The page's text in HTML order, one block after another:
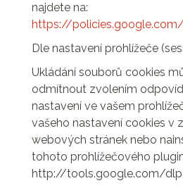
najdete na:
https://
Dle nastavení prohlížeče
Ukládání souborů cookies
odmítnout zvolením
nastavení ve vašem
vašeho nastavení cookies v
webových stránek nebo
tohoto prohlížečového
http://tools.google.com/